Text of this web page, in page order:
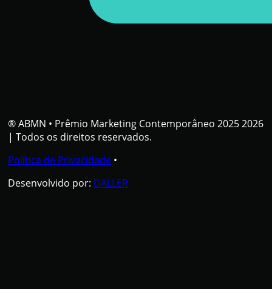
® ABMN • Prêmio Marketing Contemporâneo 2025 2026
| Todos os direitos reservados.
Política de Privacidade •
Desenvolvido por: DALLER